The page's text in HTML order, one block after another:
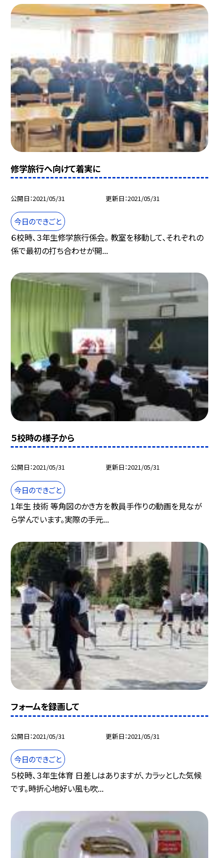
修学旅行へ向けて着実に
公開日 2021/05/31 更新日 2021/05/31
今日のできごと
６校時、３年生修学旅行係会。 教室を移動して、それぞれの
係で最初の打ち合わせが開...
５校時の様子から
公開日 2021/05/31 更新日 2021/05/31
今日のできごと
1年生 技術 等角図のかき方を教員手作りの動画を見なが
ら学んでいます。実際の手元...
フォームを録画して
公開日 2021/05/31 更新日 2021/05/31
今日のできごと
５校時、３年生体育 日差しはありますが、カラッとした気候
です。時折心地好い風も吹...